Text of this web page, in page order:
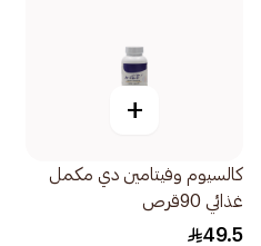
+
كالسيوم وفيتامين دي مكمل
غذائي 90قرص
49.5